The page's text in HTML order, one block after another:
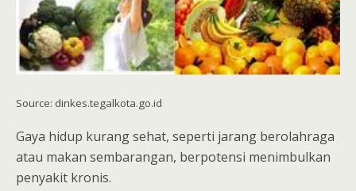
Source: dinkes.tegalkota.go.id
Gaya hidup kurang sehat, seperti jarang berolahraga
atau makan sembarangan, berpotensi menimbulkan
penyakit kronis.